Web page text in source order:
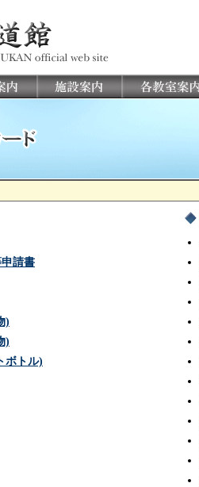
請書
)
)
ボトル)